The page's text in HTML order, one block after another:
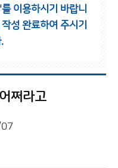
'를 이용하시기 바랍니
성 완료하여 주시기
쩌라고